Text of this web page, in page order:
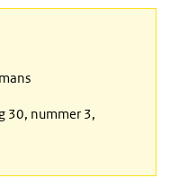
30, nummer 3,